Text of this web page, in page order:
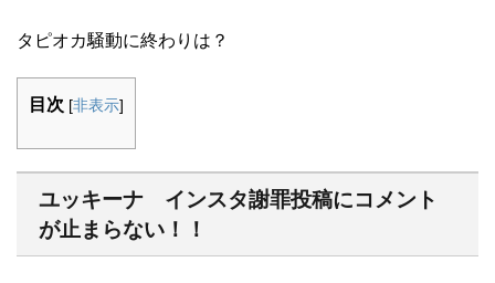
タピオカ騒動に終わりは？
目次 [非表示]
ユッキーナ インスタ謝罪投稿にコメント
が止まらない！！